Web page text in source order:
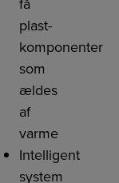
plast-
komponenter
som
ældes
af
varme
Intelligent
system